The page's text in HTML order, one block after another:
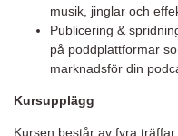
musik, jinglar och
Publicering &
på poddplattformar
marknadsför din
Kursupplägg
Kursen består av fyra